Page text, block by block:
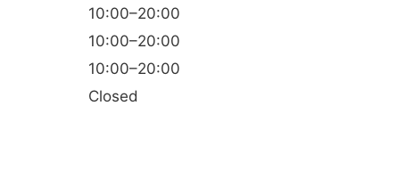
10:00–20:00
10:00–20:00
10:00–20:00
Closed